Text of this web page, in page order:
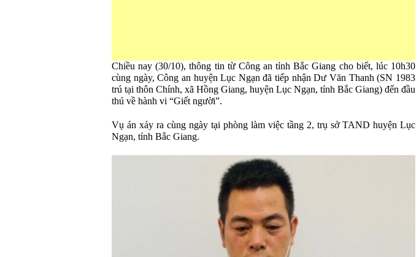
Chiều nay (30/10), thông tin từ Công an tỉnh Bắc Giang cho biết, lúc 10h30
cùng ngày, Công an huyện Lục Ngạn đã tiếp nhận Dư Văn Thanh (SN 1983
trú tại thôn Chính, xã Hồng Giang, huyện Lục Ngạn, tỉnh Bắc Giang) đến đầu
thú về hành vi “Giết người”.
Vụ án xảy ra cùng ngày tại phòng làm việc tầng 2, trụ sở TAND huyện Lục
Ngạn, tỉnh Bắc Giang.